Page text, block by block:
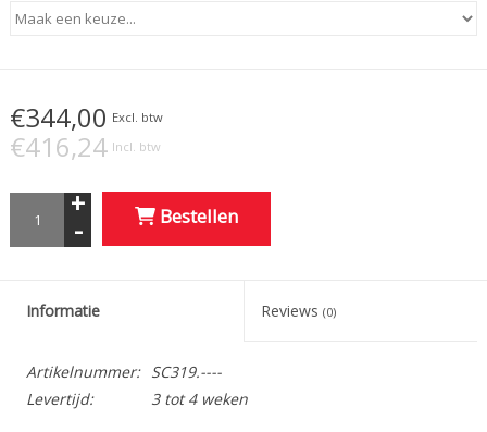
€344,00 Excl. btw
€416,24 Incl. btw
+
- Bestellen
Informatie Reviews (0)
Artikelnummer: SC319.----
Levertijd:
3 tot 4 weken